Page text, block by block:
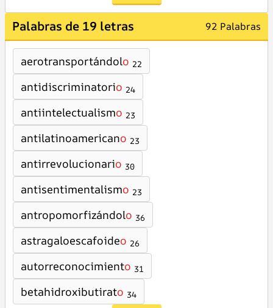
Palabras de 19 letras 92 Palabras
aerotransportándolo 22
antidiscriminatorio 24
antiintelectualismo 23
antilatinoamericano 23
antirrevolucionario 30
antisentimentalismo 23
antropomorfizándolo 36
astragaloescafoideo 26
autorreconocimiento 31
betahidroxibutirato 34